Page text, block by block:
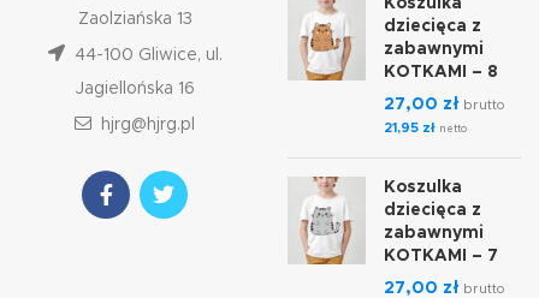
Zaolziańska 13
44-100 Gliwice, ul.
Jagiellońska 16
hjrg@hjrg.pl
Koszulka
dziecięca z
zabawnymi
KOTKAMI – 8
27,00 zł brutto
21,95 zł netto
Koszulka
dziecięca z
zabawnymi
KOTKAMI – 7
27,00 zł brutto